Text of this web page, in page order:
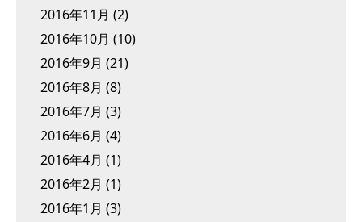
2016年11月 (2)
2016年10月 (10)
2016年9月 (21)
2016年8月 (8)
2016年7月 (3)
2016年6月 (4)
2016年4月 (1)
2016年2月 (1)
2016年1月 (3)